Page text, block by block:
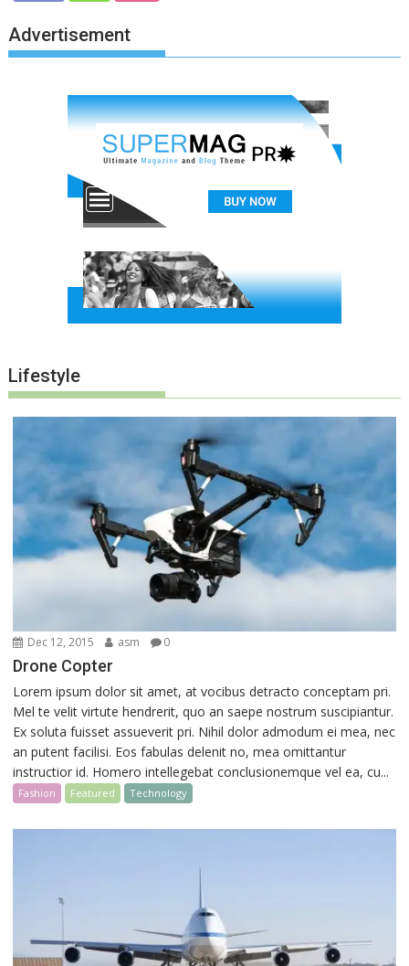
Advertisement
Lifestyle
Dec 12, 2015 asm 0
Drone Copter
Lorem ipsum dolor sit amet, at vocibus detracto conceptam pri.
Mel te velit virtute hendrerit, quo an saepe nostrum suscipiantur.
Ex soluta fuisset assueverit pri. Nihil dolor admodum ei mea, nec
an putent facilisi. Eos fabulas delenit no, mea omittantur
instructior id. Homero intellegebat conclusionemque vel ea, cu...
Fashion Featured Technology